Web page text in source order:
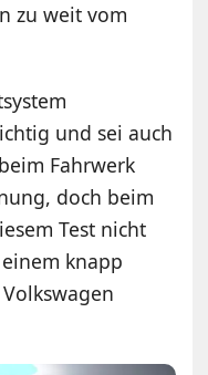
zu weit vom
und sei auch
Fahrwerk
doch beim
Test nicht
knapp